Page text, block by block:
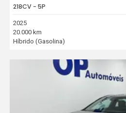
218CV - 5P
2025
20.000 km
Híbrido (Gasolina)